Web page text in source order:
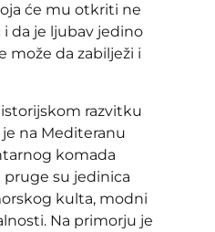
će mu otkriti ne
da je ljubav jedino
može da zabilježi i
razvitku
na Mediteranu
komada
pruge su jedinica
kulta, modni
Na primorju je